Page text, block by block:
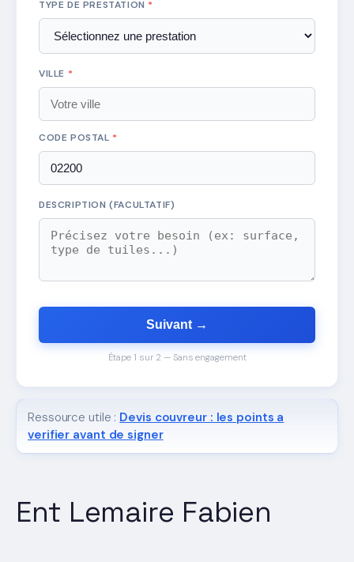
Ent Lemaire Fabien
TYPE DE PRESTATION *
VILLE *
CODE POSTAL *
DESCRIPTION (FACULTATIF)
Suivant →
Étape 1 sur 2 — Sans engagement
Ressource utile : Devis couvreur : les points a
verifier avant de signer